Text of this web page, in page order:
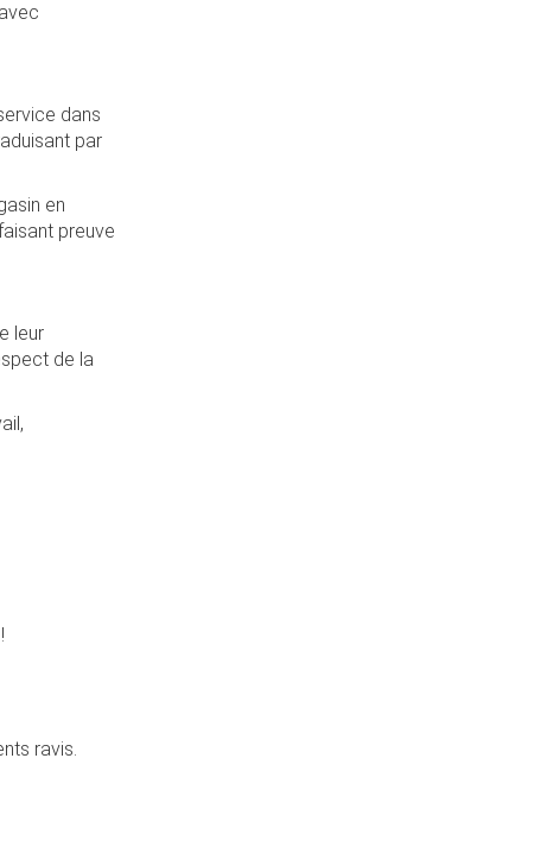
dans
par
en
preuve
leur
de la
ravis.